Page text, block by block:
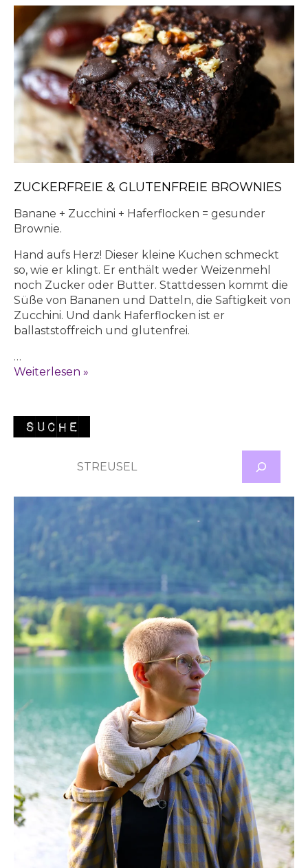
ZUCKERFREIE & GLUTENFREIE BROWNIES
Banane + Zucchini + Haferflocken = gesunder
Brownie.
Hand aufs Herz! Dieser kleine Kuchen schmeckt
so, wie er klingt. Er enthält weder Weizenmehl
noch Zucker oder Butter. Stattdessen kommt die
Süße von Bananen und Datteln, die Saftigkeit von
Zucchini. Und dank Haferflocken ist er
ballaststoffreich und glutenfrei.
…
ZUCKERFREIE
BROWNIES
Weiterlesen »
Suche